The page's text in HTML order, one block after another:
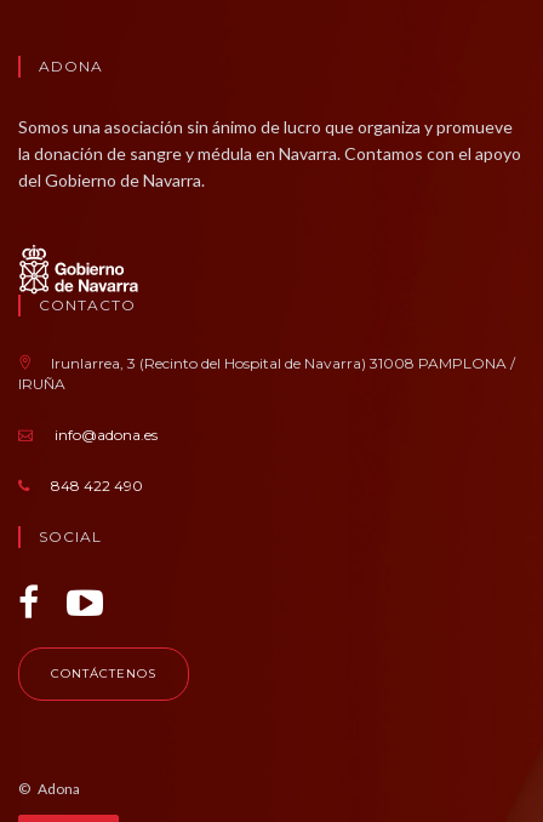
ADONA
Somos una asociación sin ánimo de lucro que organiza y promueve
la donación de sangre y médula en Navarra. Contamos con el apoyo
del Gobierno de Navarra.
CONTACTO
Irunlarrea, 3 (Recinto del Hospital de Navarra) 31008 PAMPLONA /
IRUÑA
info@adona.es
848 422 490
SOCIAL
CONTÁCTENOS
© Adona